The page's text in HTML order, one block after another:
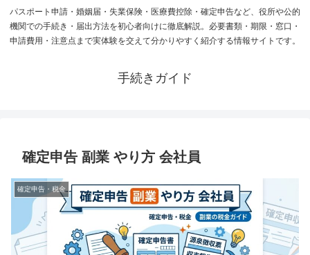
パスポート申請・婚姻届・失業保険・医療費控除・確定申告など、役所や公的
機関での手続き・届出方法を初心者向けに徹底解説。必要書類・期限・窓口・
申請費用・注意点まで実体験を交えて分かりやすく紹介する情報サイトです。
手続きガイド
確定申告 副業 やり方 会社員
確定申告・税金